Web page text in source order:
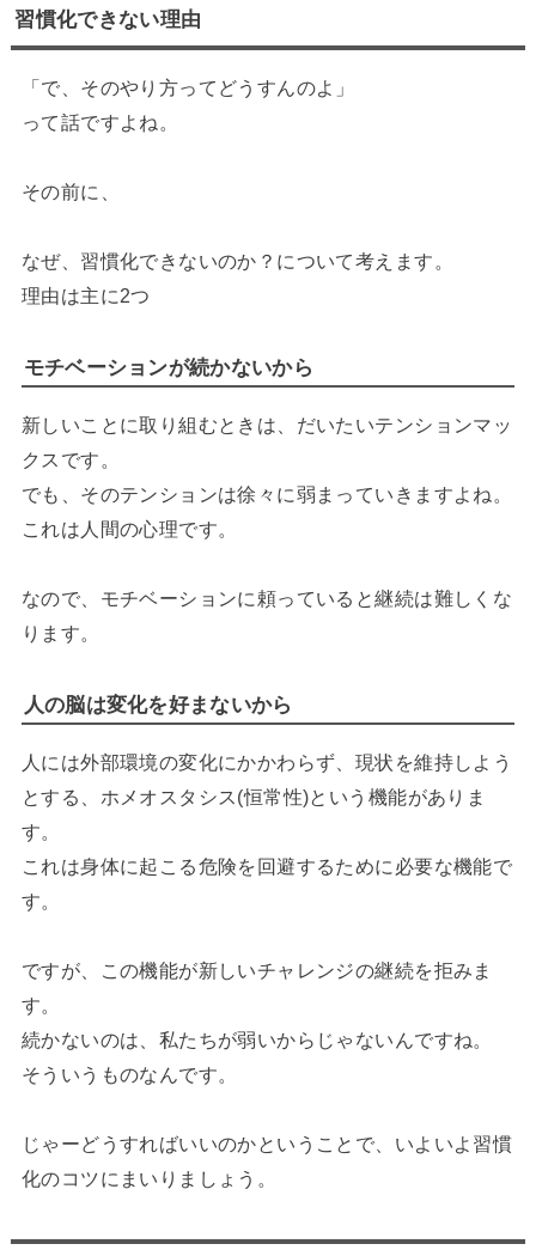
習慣化できない理由
「で、そのやり方ってどうすんのよ」
って話ですよね。
その前に、
なぜ、習慣化できないのか？について考えます。
理由は主に2つ
モチベーションが続かないから
新しいことに取り組むときは、だいたいテンションマッ
クスです。
でも、そのテンションは徐々に弱まっていきますよね。
これは人間の心理です。
なので、モチベーションに頼っていると継続は難しくな
ります。
人の脳は変化を好まないから
人には外部環境の変化にかかわらず、現状を維持しよう
とする、ホメオスタシス(恒常性)という機能がありま
す。
これは身体に起こる危険を回避するために必要な機能で
す。
ですが、この機能が新しいチャレンジの継続を拒みま
す。
続かないのは、私たちが弱いからじゃないんですね。
そういうものなんです。
じゃーどうすればいいのかということで、いよいよ習慣
化のコツにまいりましょう。